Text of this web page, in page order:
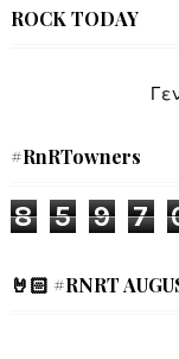
ROCK TODAY
#RnRTowners
8 5 9 7
🤘🏻 #RNRT